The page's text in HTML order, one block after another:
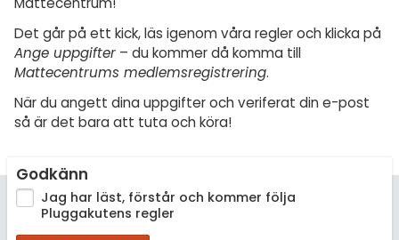
Det går på ett kick, läs igenom våra regler och klicka på
Ange uppgifter – du kommer då komma till
Mattecentrums medlemsregistrering.
När du angett dina uppgifter och veriferat din e-post
så är det bara att tuta och köra!
Godkänn
Jag har läst, förstår och kommer följa
Pluggakutens regler
Biologi
Teknik & Bygg
Programmering
Engelska